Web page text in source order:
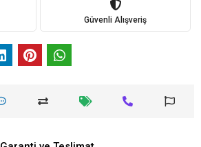
Güvenli Alışveriş